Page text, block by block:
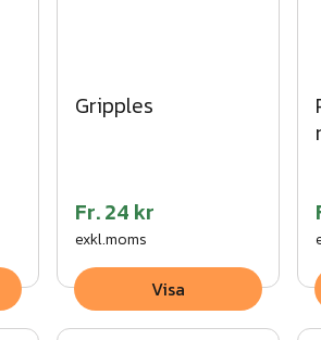
Gripples
Fr.24 kr
exkl.moms
Visa